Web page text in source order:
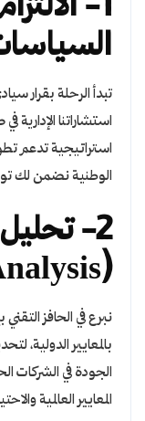
تبدأ الرحلة بقرار
استشاراتنا
استراتيجية تدعم
الوطنية نضمن لك
2-
(Gap Analysis)
نبرع في الحافز
بالمعايير الدولية،
الجودة في
المعايير العالمية